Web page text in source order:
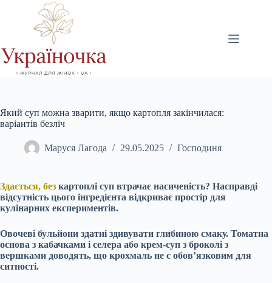
Який суп можна зварити, якщо картопля закінчилася:
варіантів безліч
Маруся Лагода 29.05.2025 Господиня
Здається, без картоплі суп втрачає насиченість? Насправді
відсутність цього інгредієнта відкриває простір для
кулінарних експериментів.
Овочеві бульйони здатні здивувати глибиною смаку. Томатна
основа з кабачками і селера або крем-суп з броколі з
вершками доводять, що крохмаль не є обов’язковим для
ситності.